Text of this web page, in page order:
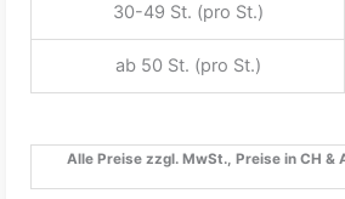
30-49 St. (pro St.)
ab 50 St. (pro St.)
Alle Preise zzgl. MwSt., Preise in CH &